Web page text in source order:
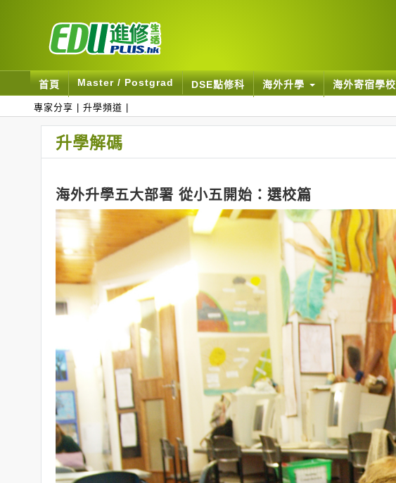
首頁 Master / Postgrad DSE點修科 海外升學 海外寄宿學校
專家分享 升學頻道
升學解碼
海外升學五大部署 從小五開始：選校篇